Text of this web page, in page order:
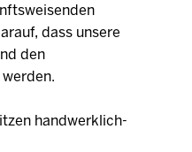
dass unsere
den
handwerklich-